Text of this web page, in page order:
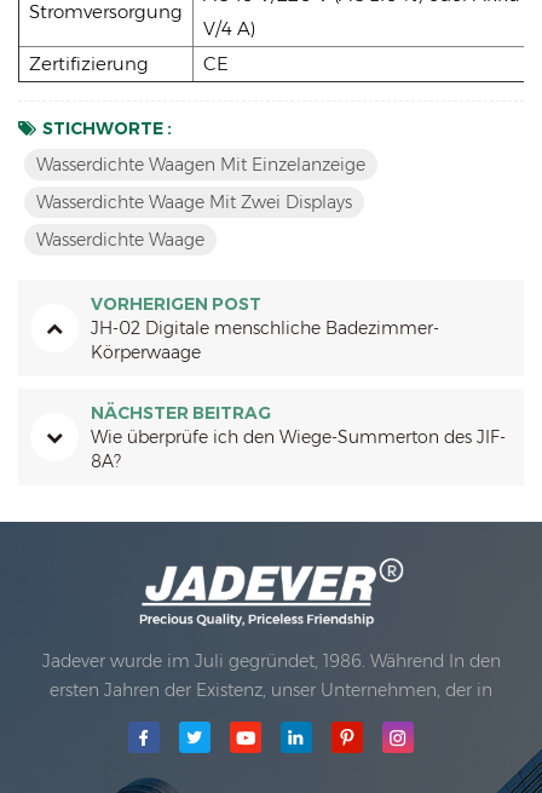
Stromversorgung
V/4 A)
Zertifizierung
CE
STICHWORTE :
Wasserdichte Waagen Mit Einzelanzeige
Wasserdichte Waage Mit Zwei Displays
Wasserdichte Waage
VORHERIGEN POST
JH-02 Digitale menschliche Badezimmer-
Körperwaage
NÄCHSTER BEITRAG
Wie überprüfe ich den Wiege-Summerton des JIF-
8A?
Jadever wurde im Juli gegründet, 1986. Während In den
ersten Jahren der Existenz, unser Unternehmen, der in
Technologieinnovation fortgeschritten ist, entwickelte sich
mit einem Geschäftsplan. 1998 erzielte unser Unternehmen
das Hauptqualitätsziel, wann Die erste unserer Produkte